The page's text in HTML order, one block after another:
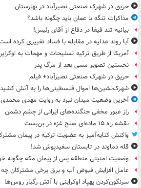
حریق در شهرک صنعتی نصیرآباد در بهارستان
مذاکرات تنگه با عمان باید چگونه باشد؟
بیانیه تند فیفا در دفاع از آقای رئیس!
آیا روند عدلیه در مقابله با فساد تغییری کرده
آمریکا از طریق ترکیه تسلیحات و مهمات به
نخستین تصویر مسی بعد از مرگ پدر
حریق در شهرک صنعتی نصیرآباد+ فیلم
شهرک‌نشین‌ها اموال فلسطینی‌ها را به آتش
آخرین وضعیت میدان نبرد به روایت مهدی محمدی
راز عبور مخفی جنگنده‌های ایرانی از چشم دشمن
نقشه راه ۱۵ ماده‌ای صلح غزه در بن‌بست
واکنش کنایه‌آمیز به عضویت ترکیه در پیمان
قله دماوند در تابستان سفیدپوش شد!
وضعیت امنیتی منطقه پس از پیمان مکه چگونه
عامل افزایش قبوض آب و برق برخی مشترکان چه
سرنگون‌کردن پهپاد اوکراینی با آتش رگبار روس‌ها